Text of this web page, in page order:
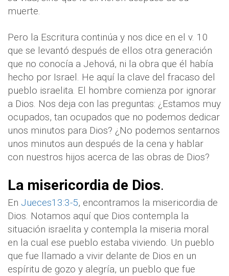
muerte.
Pero la Escritura continúa y nos dice en el v. 10
que se levantó después de ellos otra generación
que no conocía a Jehová, ni la obra que él había
hecho por Israel. He aquí la clave del fracaso del
pueblo israelita. El hombre comienza por ignorar
a Dios. Nos deja con las preguntas: ¿Estamos muy
ocupados, tan ocupados que no podemos dedicar
unos minutos para Dios? ¿No podemos sentarnos
unos minutos aun después de la cena y hablar
con nuestros hijos acerca de las obras de Dios?
La misericordia de Dios.
En Jueces13:3-5, encontramos la misericordia de
Dios. Notamos aquí que Dios contempla la
situación israelita y contempla la miseria moral
en la cual ese pueblo estaba viviendo. Un pueblo
que fue llamado a vivir delante de Dios en un
espíritu de gozo y alegría, un pueblo que fue